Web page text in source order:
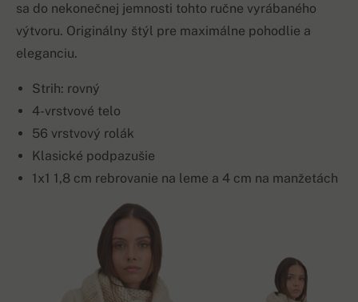
sa do nekonečnej jemnosti tohto ručne vyrábaného
výtvoru. Originálny štýl pre maximálne pohodlie a
eleganciu.
Strih: rovný
4-vrstvové telo
56 vrstvový rolák
Klasické podpazušie
1x1 1,8 cm rebrovanie na leme a 4 cm na manžetách